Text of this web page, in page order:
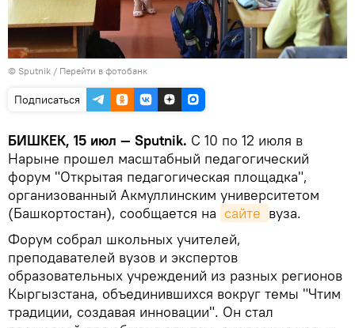
© Sputnik / Перейти в фотобанк
Подписаться
БИШКЕК, 15 июл — Sputnik. С 10 по 12 июля в
Нарыне прошел масштабный педагогический
форум "Открытая педагогическая площадка",
организованный Акмуллинским университетом
(Башкортостан), сообщается на сайте вуза.
Форум собрал школьных учителей,
преподавателей вузов и экспертов
образовательных учреждений из разных регионов
Кыргызстана, объединившихся вокруг темы "Чтим
традиции, создавая инновации". Он стал